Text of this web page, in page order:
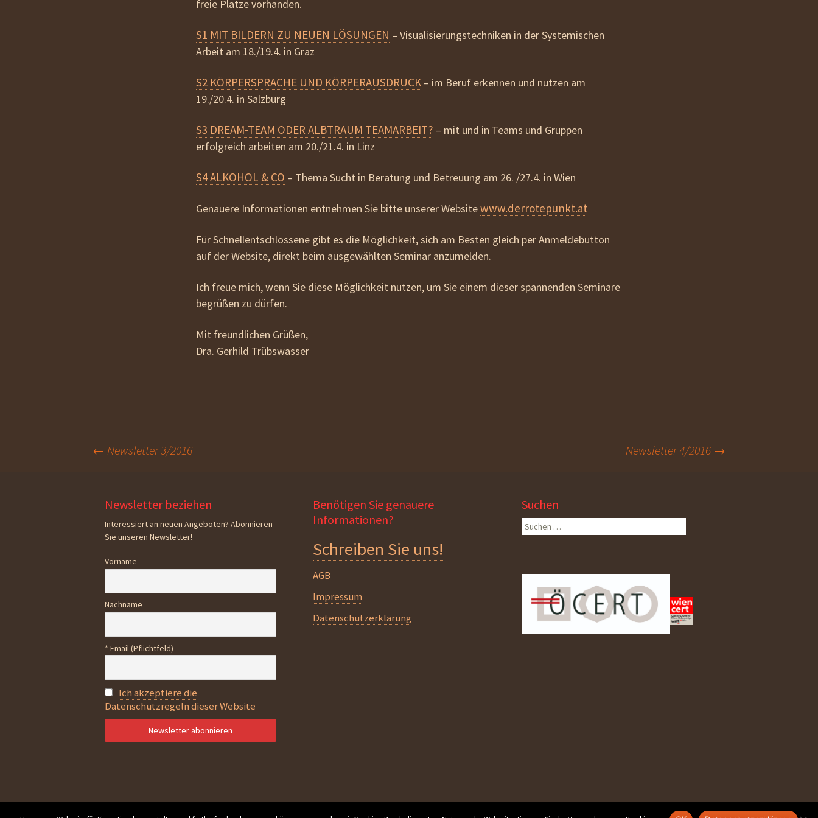
AGB
freie Platze vorhanden.
S1 MIT BILDERN ZU NEUEN LÖSUNGEN – Visualisierungstechniken in der Systemischen
Arbeit am 18./19.4. in Graz
S2 KÖRPERSPRACHE UND KÖRPERAUSDRUCK – im Beruf erkennen und nutzen am
19./20.4. in Salzburg
S3 DREAM-TEAM ODER ALBTRAUM TEAMARBEIT? – mit und in Teams und Gruppen
erfolgreich arbeiten am 20./21.4. in Linz
S4 ALKOHOL & CO – Thema Sucht in Beratung und Betreuung am 26. /27.4. in Wien
Genauere Informationen entnehmen Sie bitte unserer Websitewww.derrotepunkt.at
Für Schnellentschlossene gibt es die Möglichkeit, sich am Besten gleich per Anmeldebutton
auf der Website, direkt beim ausgewählten Seminar anzumelden.
Ich freue mich, wenn Sie diese Möglichkeit nutzen, um Sie einem dieser spannenden Seminare
begrüßen zu dürfen.
Mit freundlichen Grüßen,
Dra. Gerhild Trübswasser
Beitragsnavigation
← Newsletter 3/2016 Newsletter 4/2016 →
Newsletter beziehen
Interessiert an neuen Angeboten? Abonnieren
Sie unseren Newsletter!
Vorname
Nachname
* Email (Pflichtfeld)
Ich akzeptiere die
Datenschutzregeln dieser Website
Benötigen Sie genauere
Informationen?
Schreiben Sie uns!
AGB
Impressum
Datenschutzerklärung
Suchen
Suchen
nach:
Design, Implementierung: diedesign.at